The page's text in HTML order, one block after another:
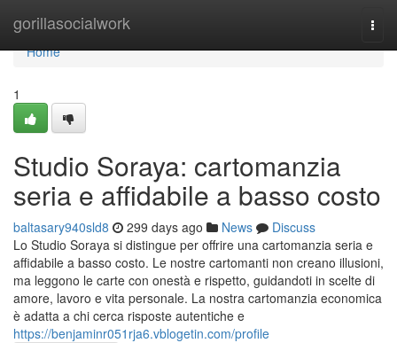
gorillasocialwork
Home
Home
1
Studio Soraya: cartomanzia
seria e affidabile a basso costo
baltasary940sld8 299 days ago News
Discuss
Lo Studio Soraya si distingue per offrire una cartomanzia seria e
affidabile a basso costo. Le nostre cartomanti non creano illusioni,
ma leggono le carte con onestà e rispetto, guidandoti in scelte di
amore, lavoro e vita personale. La nostra cartomanzia economica
è adatta a chi cerca risposte autentiche e
https://benjaminr051rja6.vblogetin.com/profile